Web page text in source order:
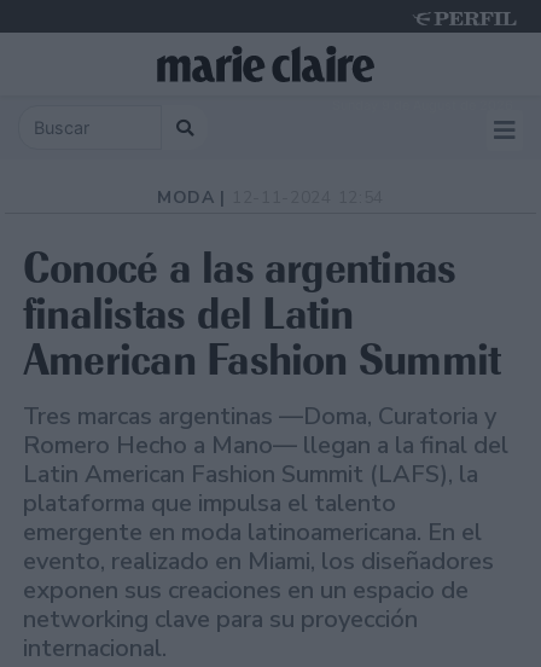
MODA |
Conocé a las argentinas
finalistas del Latin
American Fashion Summit
Tres marcas argentinas —Doma, Curatoria y
Romero Hecho a Mano— llegan a la final del
Latin American Fashion Summit (LAFS), la
plataforma que impulsa el talento
emergente en moda latinoamericana. En el
evento, realizado en Miami, los diseñadores
exponen sus creaciones en un espacio de
networking clave para su proyección
internacional.